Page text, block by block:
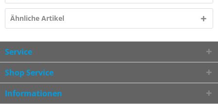
Ähnliche Artikel
Service
Shop Service
Informationen